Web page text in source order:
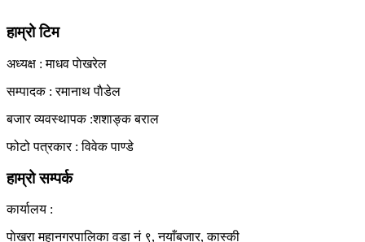
हाम्रो टिम
अध्यक्ष : माधव पाेखरेल
सम्पादक : रमानाथ पाैडेल
बजार व्यवस्थापक :शशाङ्क बराल
फोटो पत्रकार : विवेक पाण्डे
हाम्रो सम्पर्क
कार्यालय :
पाेखरा महानगरपालिका वडा नं ९, नयाँबजार, कास्की